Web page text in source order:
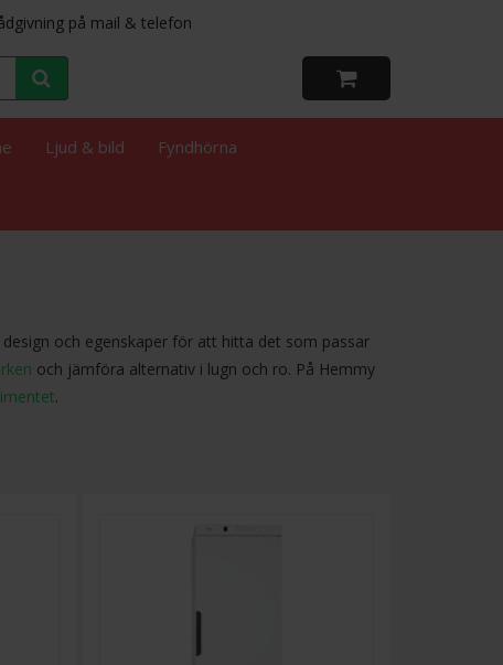
på mail & telefon
Ljud & bild Fyndhörna
och egenskaper för att hitta det som passar
och jämföra alternativ i lugn och ro. På Hemmy
.